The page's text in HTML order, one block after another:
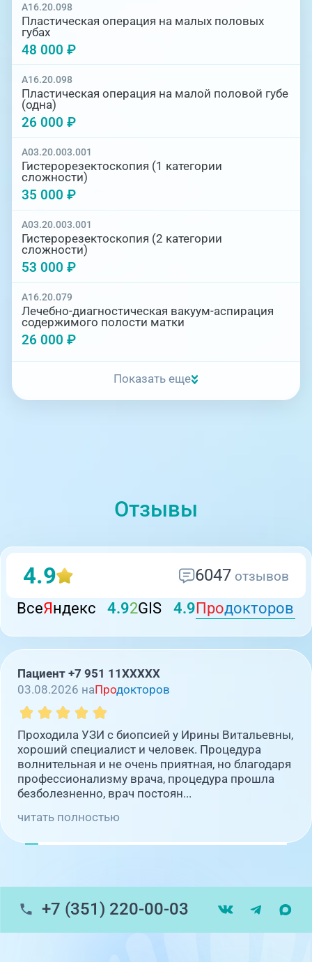
A16.20.098
Пластическая операция на малых половых
губах
48 000 ₽
A16.20.098
Пластическая операция на малой половой губе
(одна)
26 000 ₽
A03.20.003.001
Гистерорезектоскопия (1 категории
сложности)
35 000 ₽
A03.20.003.001
Гистерорезектоскопия (2 категории
сложности)
53 000 ₽
A16.20.079
Лечебно-диагностическая вакуум-аспирация
содержимого полости матки
26 000 ₽
Показать еще
Отзывы
4.9 6047 отзывов
ВсеЯндекс 4.92GIS 4.9Продокторов
Пациент +7 951 11XXXXX
03.08.2026 наПродокторов
Проходила УЗИ с биопсией у Ирины Витальевны,
хороший специалист и человек. Процедура
волнительная и не очень приятная, но благодаря
профессионализму врача, процедура прошла
безболезненно, врач постоян...
читать полностью
+7 (351) 220-00-03